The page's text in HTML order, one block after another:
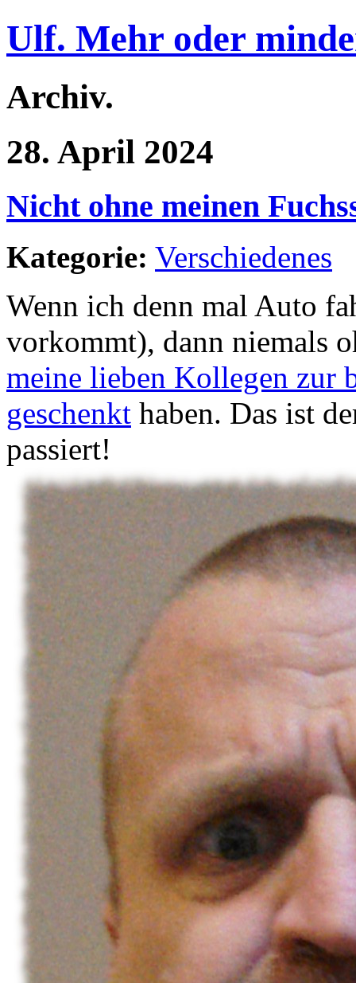
Ulf. Mehr oder
Archiv.
28. April 2024
Nicht ohne meinen
Kategorie: Verschiedenes
Wenn ich denn mal Auto
vorkommt), dann niemals
meine lieben Kollegen zur
geschenkt haben. Das ist
passiert!